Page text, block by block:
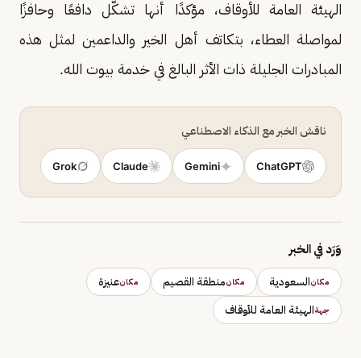
الهيئة العامة للأوقاف، مؤكدًا أنها تشكّل دافعًا وحافزًا
لمواصلة العطاء، بتكاتف أهل الخير والداعمين لمثل هذه
المبادرات الجليلة ذات الأثر البالغ في خدمة بيوت الله.
ناقش الخبر مع الذكاء الاصطناعي
ChatGPT
Gemini
Claude
Grok
وَرَد في الخبر
مكانالسعودية مكانمنطقة القصيم مكانعنيزة
جهةالهيئة العامة للأوقاف